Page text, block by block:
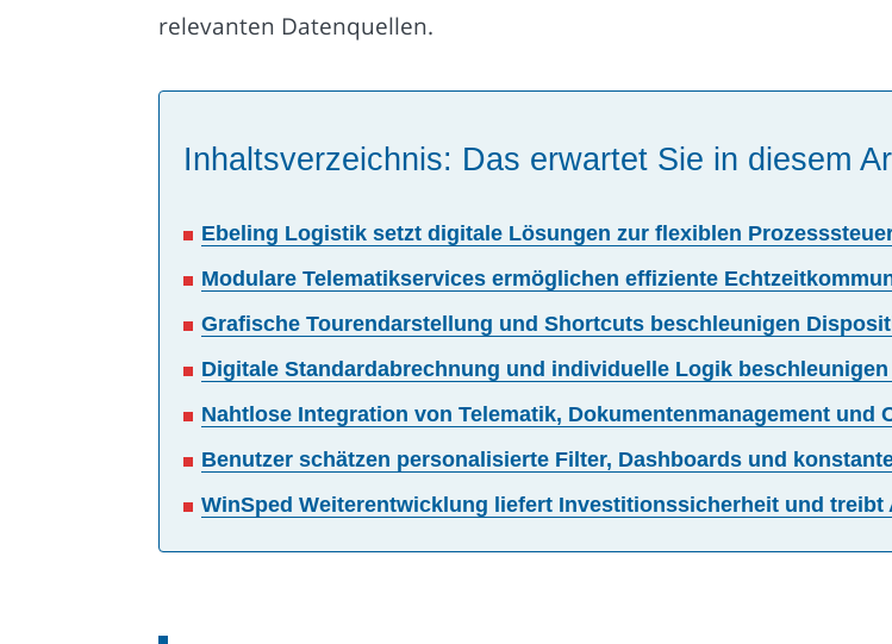
relevanten Datenquellen.
Inhaltsverzeichnis: Das erwartet Sie in diesem
Ebeling Logistik setzt digitale Lösungen zur flexiblen
Modulare Telematikservices ermöglichen effiziente
Grafische Tourendarstellung und Shortcuts beschleunigen
Digitale Standardabrechnung und individuelle Logik
Nahtlose Integration von Telematik, Dokumentenmanagement und
Benutzer schätzen personalisierte Filter, Dashboards und
WinSped Weiterentwicklung liefert Investitionssicherheit und